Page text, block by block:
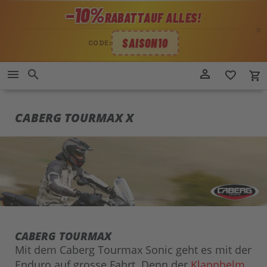
−10%RABATTAUF ALLES!
CODE: SAISON10
Direkt
person_outline favorite_border local_grocery_store
menu search
CABERG TOURMAX X
CABERG TOURMAX
Mit dem Caberg Tourmax Sonic geht es mit der